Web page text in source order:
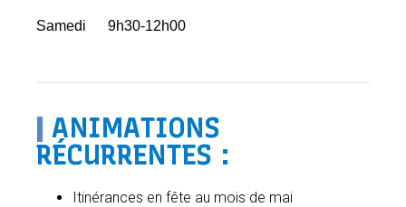
Samedi 9h30-12h00
| ANIMATIONS
RÉCURRENTES :
Itinérances en fête au mois de mai